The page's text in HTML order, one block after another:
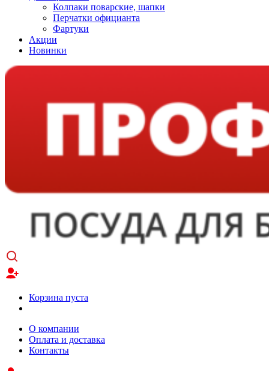
Колпаки поварские, шапки
Перчатки официанта
Фартуки
Акции
Новинки
Корзина пуста
О компании
Оплата и доставка
Контакты